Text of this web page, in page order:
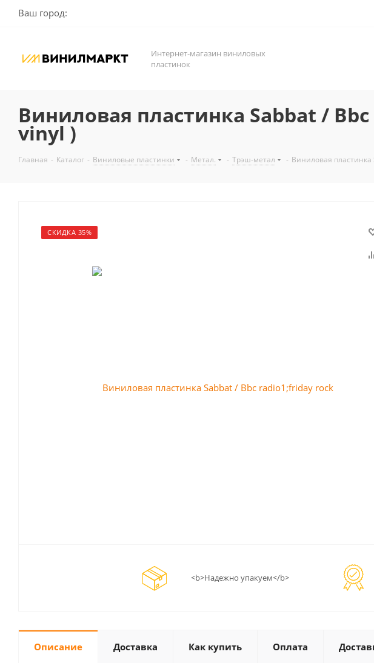
Ваш город:
Интернет-магазин виниловых
пластинок
Виниловая пластинка Sabbat /
vinyl )
Главная - Каталог - Виниловые пластинки - Метал. - Трэш-метал - Виниловая пластинка
СКИДКА 35%
<b>Надежно упакуем</b>
Описание Доставка Как купить Оплата